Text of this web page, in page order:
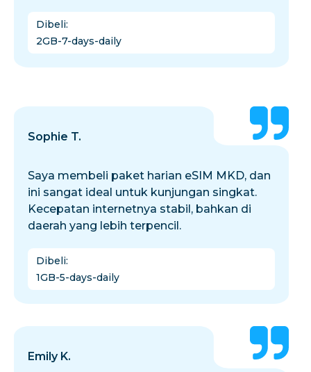
Dibeli:
2GB-7-days-daily
Sophie T.
Saya membeli paket harian eSIM MKD, dan
ini sangat ideal untuk kunjungan singkat.
Kecepatan internetnya stabil, bahkan di
daerah yang lebih terpencil.
Dibeli:
1GB-5-days-daily
Emily K.